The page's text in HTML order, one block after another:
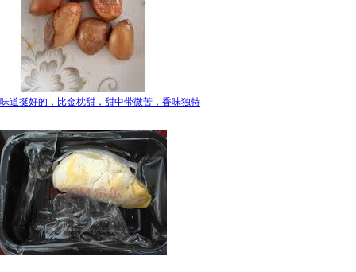
味道挺好的，比金枕甜，甜中带微苦，香味独特